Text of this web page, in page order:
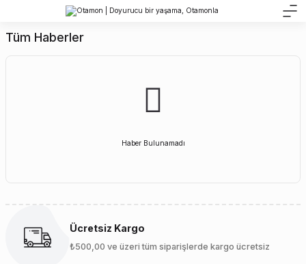
Tüm Haberler
Haber Bulunamadı
Ücretsiz Kargo
₺500,00 ve üzeri tüm siparişlerde kargo ücretsiz